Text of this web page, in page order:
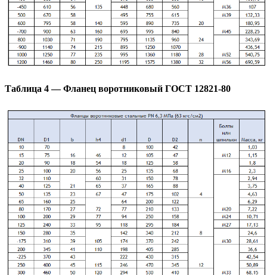
Таблица 4 — Фланец воротниковый ГОСТ 12821-80